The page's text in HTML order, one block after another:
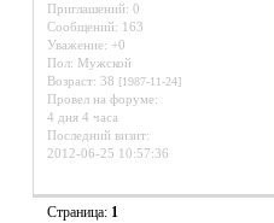
Приглашений: 0
Сообщений: 163
Уважение: +0
Пол: Мужской
Возраст: 38 [1987-11-24]
Провел на форуме:
4 дня 4 часа
Последний визит:
2012-06-25 10:57:36
Страница: 1